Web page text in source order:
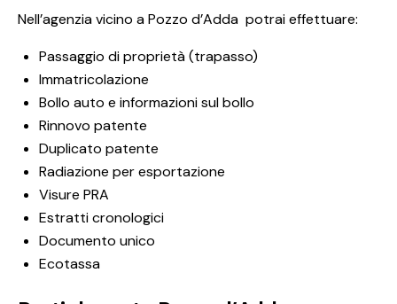
Nell’agenzia vicino a Pozzo d’Adda potrai effettuare:
Passaggio di proprietà (trapasso)
Immatricolazione
Bollo auto e informazioni sul bollo
Rinnovo patente
Duplicato patente
Radiazione per esportazione
Visure PRA
Estratti cronologici
Documento unico
Ecotassa